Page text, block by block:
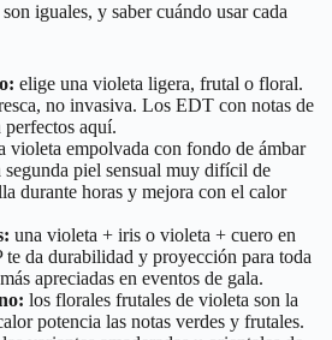
iguales, y saber cuándo usar cada
elige una violeta ligera, frutal o floral.
no invasiva. Los EDT con notas de
aquí.
violeta empolvada con fondo de ámbar
segunda piel sensual muy difícil de
durante horas y mejora con el calor
una violeta + iris o violeta + cuero en
da durabilidad y proyección para toda
apreciadas en eventos de gala.
los florales frutales de violeta son la
potencia las notas verdes y frutales.